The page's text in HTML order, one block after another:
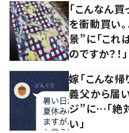
「こんなん
を衝動買い
景”に「これ
のですか？！」
嫁「こんな帰
義父から届
ジ”に…「絶
い」